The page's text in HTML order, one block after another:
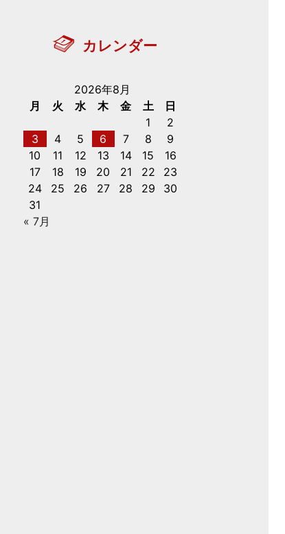
カレンダー
2026年8月
月
火 水 木 金 土
日
1
2
3
4 5 6 7 8
9
10
11 12 13 14 15
16
17
18 19 20 21 22
23
24
25 26 27 28 29
30
31
« 7月